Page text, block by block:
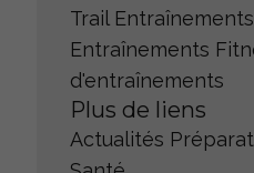
Trail
Entraînements
d'entraînements
Plus de liens
Actualités